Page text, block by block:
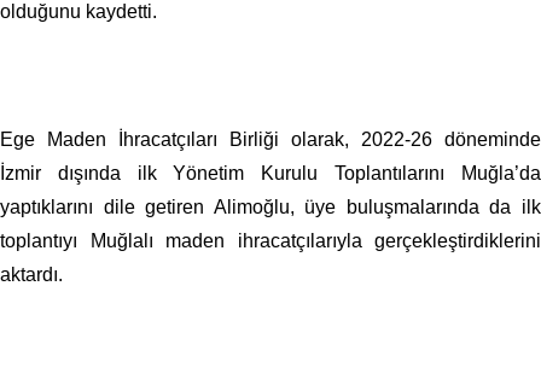
olduğunu kaydetti.
Ege Maden İhracatçıları Birliği olarak, 2022-26 döneminde
İzmir dışında ilk Yönetim Kurulu Toplantılarını Muğla’da
yaptıklarını dile getiren Alimoğlu, üye buluşmalarında da ilk
toplantıyı Muğlalı maden ihracatçılarıyla gerçekleştirdiklerini
aktardı.